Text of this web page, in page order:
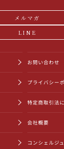
メルマガ
LINE
お問い合わせ
プライバシー
特定商取引法
会社概要
コンシェルジ